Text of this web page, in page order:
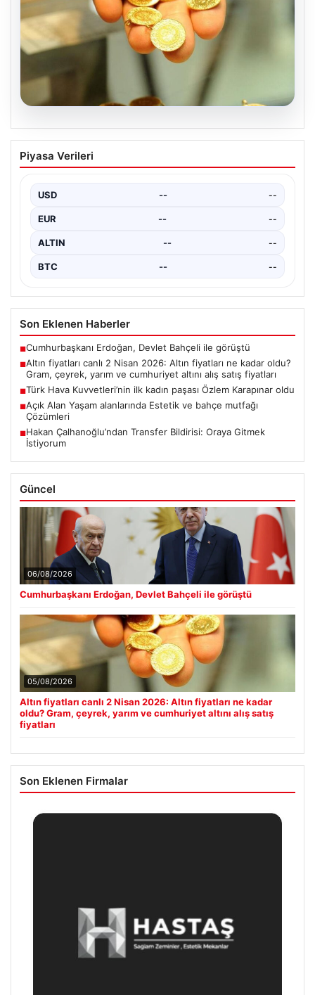
05.08.2026
Altın fiyatları canlı 2 Nisan 2026: Altın
fiyatları ne kadar oldu? Gram, çeyrek,
fiyatları
Piyasa Verileri
USD -- --
EUR -- --
ALTIN -- --
BTC -- --
Son Eklenen Haberler
■Cumhurbaşkanı Erdoğan, Devlet Bahçeli ile görüştü
■Altın fiyatları canlı 2 Nisan 2026: Altın fiyatları ne kadar oldu?
Gram, çeyrek, yarım ve cumhuriyet altını alış satış fiyatları
■Türk Hava Kuvvetleri’nin ilk kadın paşası Özlem Karapınar oldu
■Açık Alan Yaşam alanlarında Estetik ve bahçe mutfağı
Çözümleri
■Hakan Çalhanoğlu’ndan Transfer Bildirisi: Oraya Gitmek
İstiyorum
Güncel
06/08/2026
Cumhurbaşkanı Erdoğan, Devlet Bahçeli ile görüştü
05/08/2026
Altın fiyatları canlı 2 Nisan 2026: Altın fiyatları ne kadar
oldu? Gram, çeyrek, yarım ve cumhuriyet altını alış satış
fiyatları
Son Eklenen Firmalar